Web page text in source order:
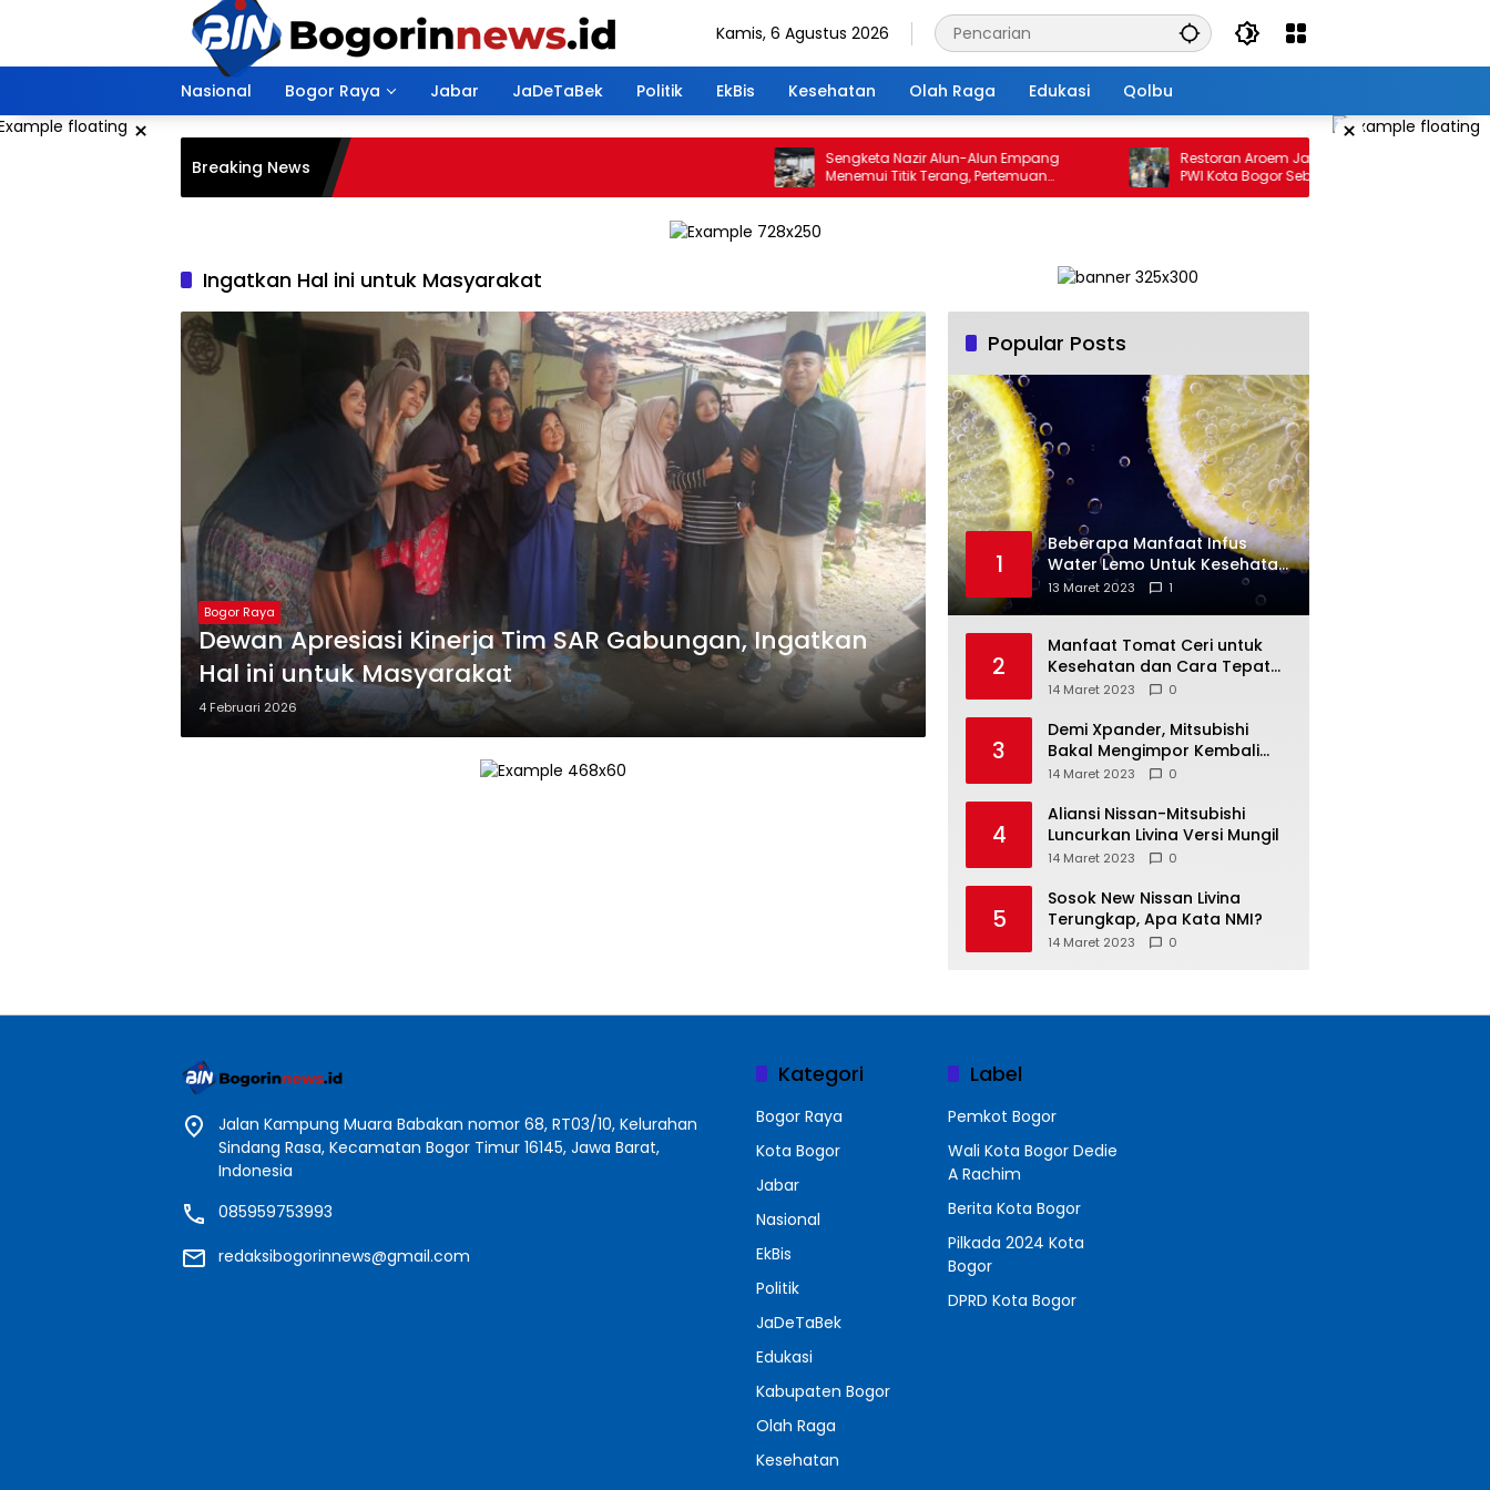
Kamis, 6 Agustus 2026
Nasional Bogor Raya Jabar JaDeTaBek Politik EkBis Kesehatan Olah Raga Edukasi Qolbu
× ×
Breaking News
Sengketa Nazir Alun-Alun Empang
Menemui Titik Terang, Pertemuan
Hasilkan 4 Poin Kesepakatan
Restoran Aroem Jadikan depan Kantor
PWI Kota Bogor Sebagai Area Parkir, Ketua
PWI Dilarang Parkir
Ingatkan Hal ini untuk Masyarakat
Bogor Raya
Dewan Apresiasi Kinerja Tim SAR Gabungan, Ingatkan
Hal ini untuk Masyarakat
4 Februari 2026
Popular Posts
1
Beberapa Manfaat Infus
Water Lemo Untuk Kesehatan
Anda
13 Maret 2023 1
2
Manfaat Tomat Ceri untuk
Kesehatan dan Cara Tepat
Mengonsumsinya
14 Maret 2023 0
3
Demi Xpander, Mitsubishi
Bakal Mengimpor Kembali
Pajero Sport
14 Maret 2023 0
4
Aliansi Nissan-Mitsubishi
Luncurkan Livina Versi Mungil
14 Maret 2023 0
5
Sosok New Nissan Livina
Terungkap, Apa Kata NMI?
14 Maret 2023 0
Jalan Kampung Muara Babakan nomor 68, RT03/10, Kelurahan
Sindang Rasa, Kecamatan Bogor Timur 16145, Jawa Barat,
Indonesia
085959753993
redaksibogorinnews@gmail.com
Kategori
Bogor Raya
Kota Bogor
Jabar
Nasional
EkBis
Politik
JaDeTaBek
Edukasi
Kabupaten Bogor
Olah Raga
Kesehatan
Label
Pemkot Bogor
Wali Kota Bogor Dedie
A Rachim
Berita Kota Bogor
Pilkada 2024 Kota
Bogor
DPRD Kota Bogor